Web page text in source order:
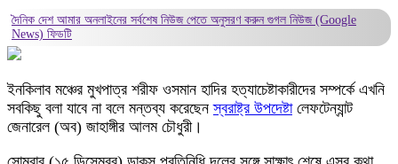
দৈনিক দেশ আমার অনলাইনের সর্বশেষ নিউজ পেতে অনুসরণ করুন গুগল নিউজ (Google
News) ফিডটি
ইনকিলাব মঞ্চের মুখপাত্র শরীফ ওসমান হাদির হত্যাচেষ্টাকারীদের সম্পর্কে এখনি
সবকিছু বলা যাবে না বলে মন্তব্য করেছেনস্বরাষ্ট্র উপদেষ্টালেফটেন্যান্ট
জেনারেল (অব) জাহাঙ্গীর আলম চৌধুরী।